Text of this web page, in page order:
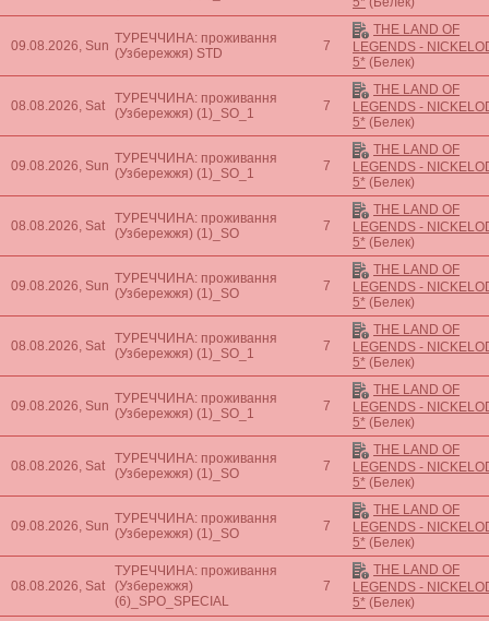
09.08.2026, Sun ТУРЕЧЧИНА: проживання
(Узбережжя) STD 7
THE LAND OF
LEGENDS -
5* (Белек)
08.08.2026, Sat
ТУРЕЧЧИНА: проживання
(Узбережжя) (1)_SO_1 7
THE LAND OF
LEGENDS -
5* (Белек)
09.08.2026, Sun ТУРЕЧЧИНА: проживання
(Узбережжя) (1)_SO_1 7
THE LAND OF
LEGENDS -
5* (Белек)
08.08.2026, Sat
ТУРЕЧЧИНА: проживання
(Узбережжя) (1)_SO 7
THE LAND OF
LEGENDS -
5* (Белек)
09.08.2026, Sun ТУРЕЧЧИНА: проживання
(Узбережжя) (1)_SO 7
THE LAND OF
LEGENDS -
5* (Белек)
08.08.2026, Sat
ТУРЕЧЧИНА: проживання
(Узбережжя) (1)_SO_1 7
THE LAND OF
LEGENDS -
5* (Белек)
09.08.2026, Sun ТУРЕЧЧИНА: проживання
(Узбережжя) (1)_SO_1 7
THE LAND OF
LEGENDS -
5* (Белек)
08.08.2026, Sat
ТУРЕЧЧИНА: проживання
(Узбережжя) (1)_SO 7
THE LAND OF
LEGENDS -
5* (Белек)
09.08.2026, Sun ТУРЕЧЧИНА: проживання
(Узбережжя) (1)_SO 7
THE LAND OF
LEGENDS -
5* (Белек)
08.08.2026, Sat
ТУРЕЧЧИНА: проживання
(Узбережжя)
(6)_SPO_SPECIAL
7
THE LAND OF
LEGENDS -
5* (Белек)